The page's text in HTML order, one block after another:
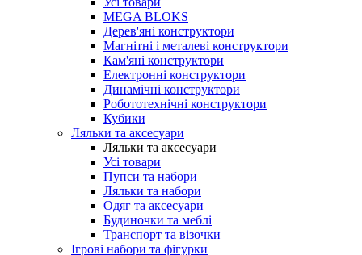
MEGA BLOKS
Дерев'яні конструктори
Магнітні і металеві конструктори
Кам'яні конструктори
Електронні конструктори
Динамічні конструктори
Робототехнічні конструктори
Кубики
Ляльки та аксесуари
Ляльки та аксесуари
Усі товари
Пупси та набори
Ляльки та набори
Одяг та аксесуари
Будиночки та меблі
Транспорт та візочки
Ігрові набори та фігурки